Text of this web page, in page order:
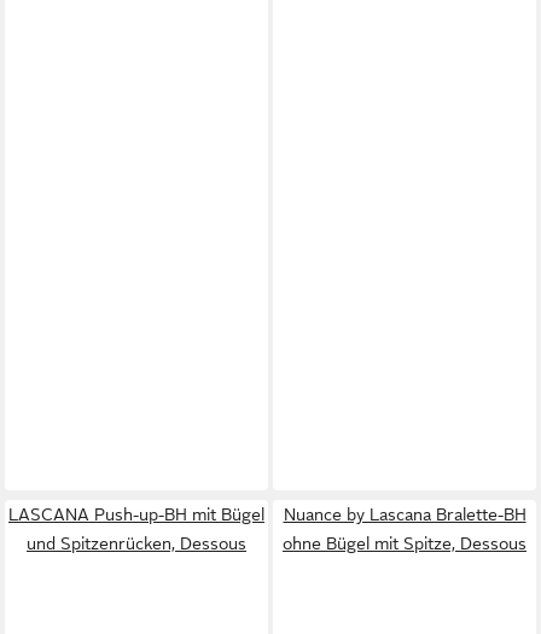
LASCANA Push-up-BH mit Bügel
und Spitzenrücken, Dessous
Nuance by Lascana Bralette-BH
ohne Bügel mit Spitze, Dessous